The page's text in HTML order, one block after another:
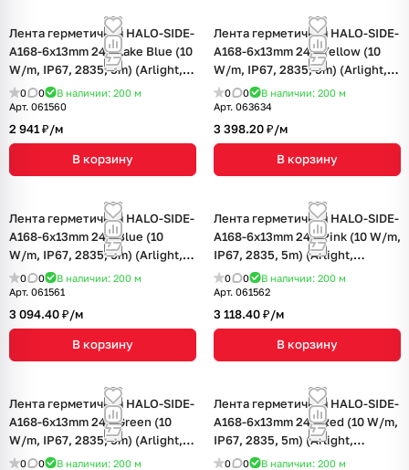
Лента герметичная HALO-SIDE-
A168-6x13mm 24V Lake Blue (10
W/m, IP67, 2835, 5m) (Arlight,
Силикон)
0 0 В наличии: 200 м
Арт. 061560
2 941 ₽/м
В корзину
Лента герметичная HALO-SIDE-
A168-6x13mm 24V Yellow (10
W/m, IP67, 2835, 5m) (Arlight,
Силикон)
0 0 В наличии: 200 м
Арт. 063634
3 398.20 ₽/м
В корзину
Лента герметичная HALO-SIDE-
A168-6x13mm 24V Blue (10
W/m, IP67, 2835, 5m) (Arlight,
Силикон)
0 0 В наличии: 200 м
Арт. 061561
3 094.40 ₽/м
В корзину
Лента герметичная HALO-SIDE-
A168-6x13mm 24V Pink (10 W/m,
IP67, 2835, 5m) (Arlight,
Силикон)
0 0 В наличии: 200 м
Арт. 061562
3 118.40 ₽/м
В корзину
Лента герметичная HALO-SIDE-
A168-6x13mm 24V Green (10
W/m, IP67, 2835, 5m) (Arlight,
Силикон)
0 0 В наличии: 200 м
Лента герметичная HALO-SIDE-
A168-6x13mm 24V Red (10 W/m,
IP67, 2835, 5m) (Arlight,
Силикон)
0 0 В наличии: 200 м